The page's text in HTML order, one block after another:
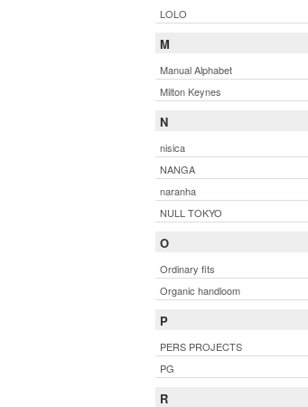
LOLO
M
Manual Alphabet
Milton Keynes
N
nisica
NANGA
naranha
NULL TOKYO
O
Ordinary fits
Organic handloom
P
PERS PROJECTS
PG
R